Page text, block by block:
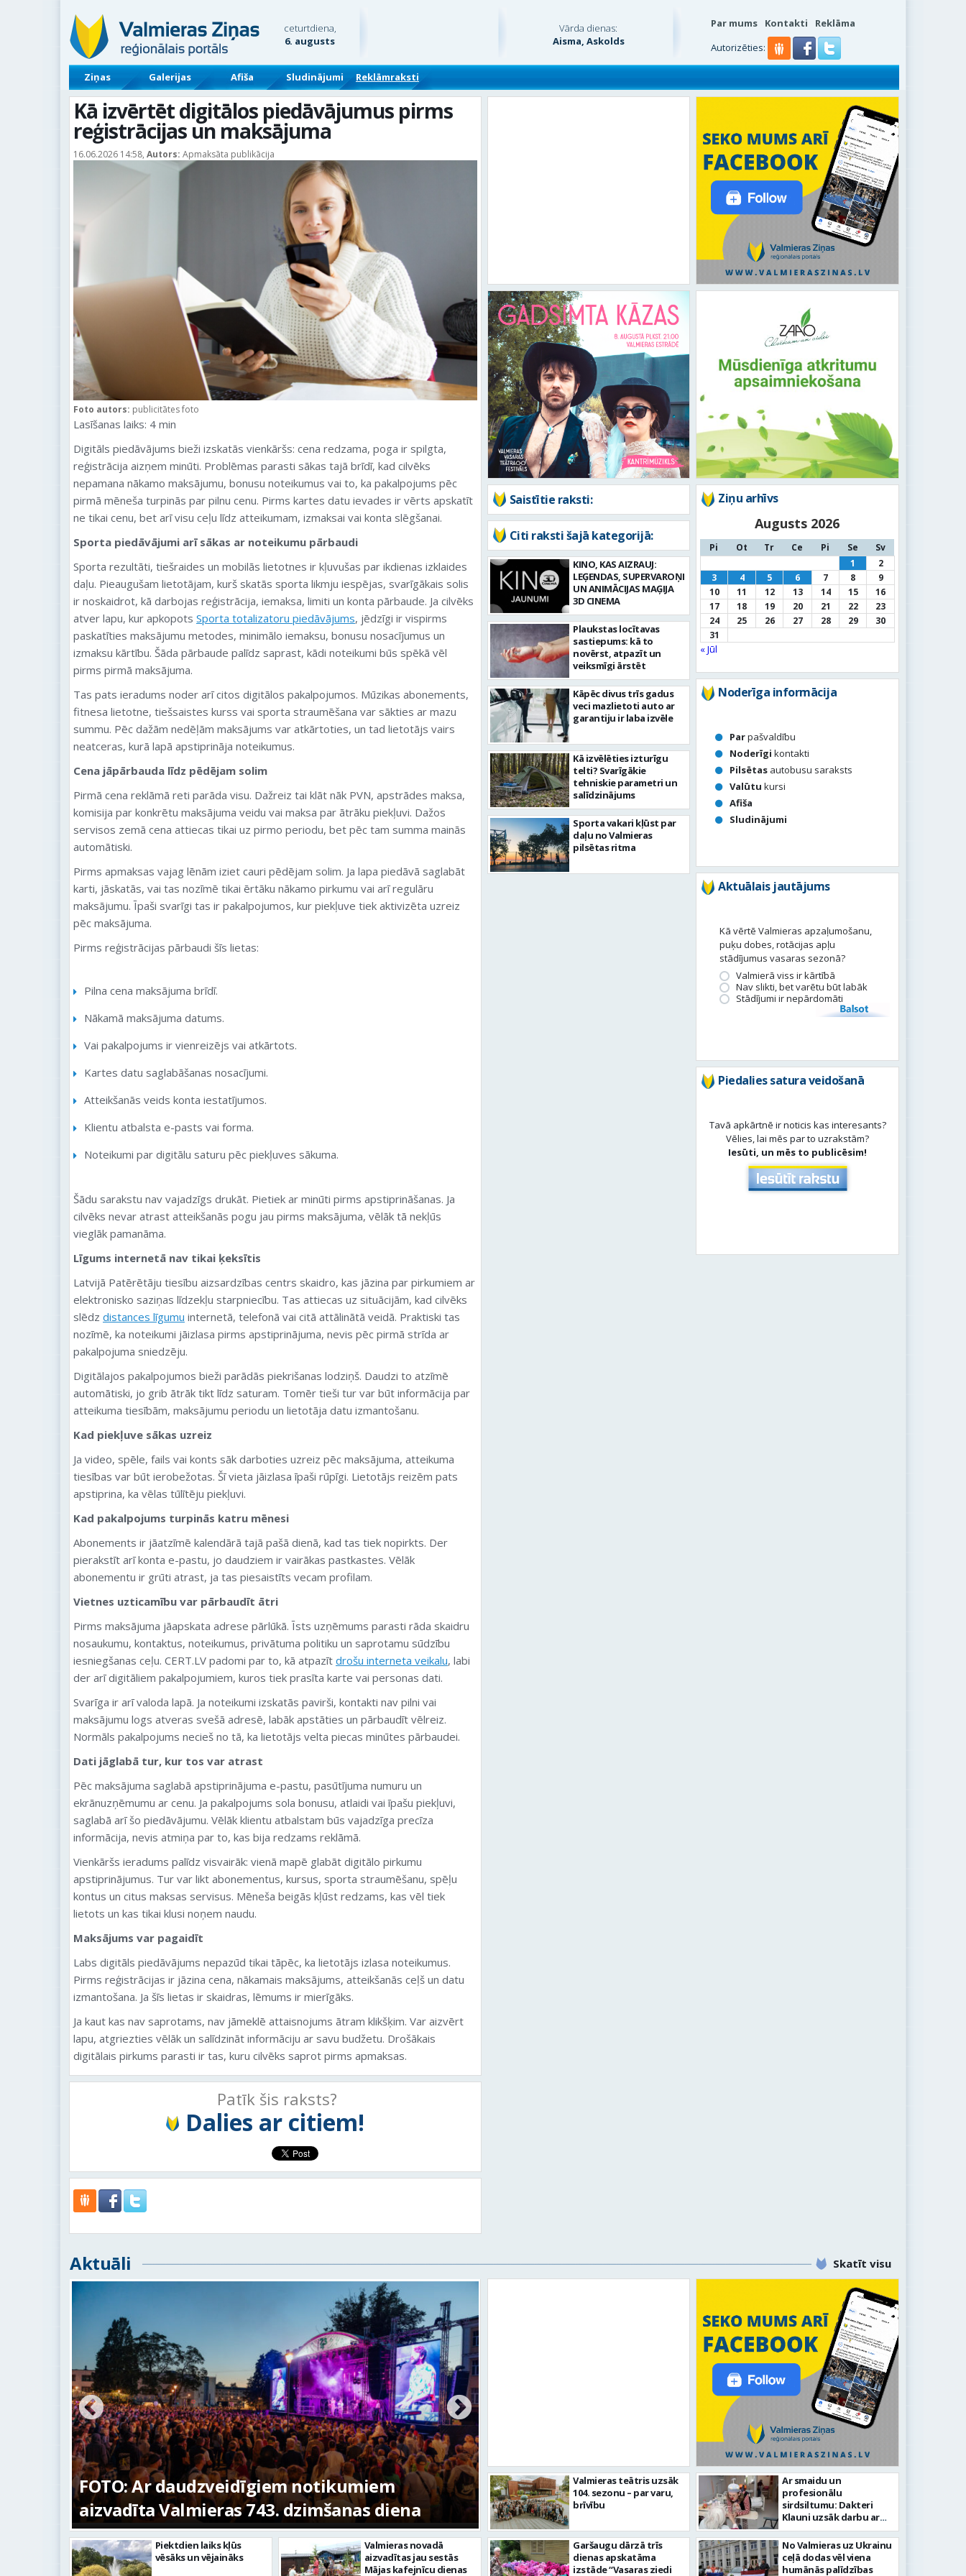
ceturtdiena,
6. augusts
Vārda dienas:
Aisma, Askolds
Par mums Kontakti
Reklāma
Autorizēties:
Ziņas Galerijas Afiša Sludinājumi Reklāmraksti
Kā izvērtēt digitālos piedāvājumus pirms
reģistrācijas un maksājuma
16.06.2026 14:58, Autors: Apmaksāta publikācija
Foto autors: publicitātes foto
Lasīšanas laiks: 4 min
Digitāls piedāvājums bieži izskatās vienkāršs: cena redzama, poga ir spilgta,
reģistrācija aizņem minūti. Problēmas parasti sākas tajā brīdī, kad cilvēks
nepamana nākamo maksājumu, bonusu noteikumus vai to, ka pakalpojums pēc
pirmā mēneša turpinās par pilnu cenu. Pirms kartes datu ievades ir vērts apskatīt
ne tikai cenu, bet arī visu ceļu līdz atteikumam, izmaksai vai konta slēgšanai.
Sporta piedāvājumi arī sākas ar noteikumu pārbaudi
Sporta rezultāti, tiešraides un mobilās lietotnes ir kļuvušas par ikdienas izklaides
daļu. Pieaugušam lietotājam, kurš skatās sporta likmju iespējas, svarīgākais solis
ir noskaidrot, kā darbojas reģistrācija, iemaksa, limiti un konta pārbaude. Ja cilvēks
atver lapu, kur apkopots Sporta totalizatoru piedāvājums, jēdzīgi ir vispirms
paskatīties maksājumu metodes, minimālo iemaksu, bonusu nosacījumus un
izmaksu kārtību. Šāda pārbaude palīdz saprast, kādi noteikumi būs spēkā vēl
pirms pirmā maksājuma.
Tas pats ieradums noder arī citos digitālos pakalpojumos. Mūzikas abonements,
fitnesa lietotne, tiešsaistes kurss vai sporta straumēšana var sākties ar mazu
summu. Pēc dažām nedēļām maksājums var atkārtoties, un tad lietotājs vairs
neatceras, kurā lapā apstiprināja noteikumus.
Cena jāpārbauda līdz pēdējam solim
Pirmā cena reklāmā reti parāda visu. Dažreiz tai klāt nāk PVN, apstrādes maksa,
komisija par konkrētu maksājuma veidu vai maksa par ātrāku piekļuvi. Dažos
servisos zemā cena attiecas tikai uz pirmo periodu, bet pēc tam summa mainās
automātiski.
Pirms apmaksas vajag lēnām iziet cauri pēdējam solim. Ja lapa piedāvā saglabāt
karti, jāskatās, vai tas nozīmē tikai ērtāku nākamo pirkumu vai arī regulāru
maksājumu. Īpaši svarīgi tas ir pakalpojumos, kur piekļuve tiek aktivizēta uzreiz
pēc maksājuma.
Pirms reģistrācijas pārbaudi šīs lietas:
Pilna cena maksājuma brīdī.
Nākamā maksājuma datums.
Vai pakalpojums ir vienreizējs vai atkārtots.
Kartes datu saglabāšanas nosacījumi.
Atteikšanās veids konta iestatījumos.
Klientu atbalsta e-pasts vai forma.
Noteikumi par digitālu saturu pēc piekļuves sākuma.
Šādu sarakstu nav vajadzīgs drukāt. Pietiek ar minūti pirms apstiprināšanas. Ja
cilvēks nevar atrast atteikšanās pogu jau pirms maksājuma, vēlāk tā nekļūs
vieglāk pamanāma.
Līgums internetā nav tikai ķeksītis
Latvijā Patērētāju tiesību aizsardzības centrs skaidro, kas jāzina par pirkumiem ar
elektronisko saziņas līdzekļu starpniecību. Tas attiecas uz situācijām, kad cilvēks
slēdz distances līgumu internetā, telefonā vai citā attālinātā veidā. Praktiski tas
nozīmē, ka noteikumi jāizlasa pirms apstiprinājuma, nevis pēc pirmā strīda ar
pakalpojuma sniedzēju.
Digitālajos pakalpojumos bieži parādās piekrišanas lodziņš. Daudzi to atzīmē
automātiski, jo grib ātrāk tikt līdz saturam. Tomēr tieši tur var būt informācija par
atteikuma tiesībām, maksājumu periodu un lietotāja datu izmantošanu.
Kad piekļuve sākas uzreiz
Ja video, spēle, fails vai konts sāk darboties uzreiz pēc maksājuma, atteikuma
tiesības var būt ierobežotas. Šī vieta jāizlasa īpaši rūpīgi. Lietotājs reizēm pats
apstiprina, ka vēlas tūlītēju piekļuvi.
Kad pakalpojums turpinās katru mēnesi
Abonements ir jāatzīmē kalendārā tajā pašā dienā, kad tas tiek nopirkts. Der
pierakstīt arī konta e-pastu, jo daudziem ir vairākas pastkastes. Vēlāk
abonementu ir grūti atrast, ja tas piesaistīts vecam profilam.
Vietnes uzticamību var pārbaudīt ātri
Pirms maksājuma jāapskata adrese pārlūkā. Īsts uzņēmums parasti rāda skaidru
nosaukumu, kontaktus, noteikumus, privātuma politiku un saprotamu sūdzību
iesniegšanas ceļu. CERT.LV padomi par to, kā atpazīt drošu interneta veikalu, labi
der arī digitāliem pakalpojumiem, kuros tiek prasīta karte vai personas dati.
Svarīga ir arī valoda lapā. Ja noteikumi izskatās pavirši, kontakti nav pilni vai
maksājumu logs atveras svešā adresē, labāk apstāties un pārbaudīt vēlreiz.
Normāls pakalpojums necieš no tā, ka lietotājs velta piecas minūtes pārbaudei.
Dati jāglabā tur, kur tos var atrast
Pēc maksājuma saglabā apstiprinājuma e-pastu, pasūtījuma numuru un
ekrānuzņēmumu ar cenu. Ja pakalpojums sola bonusu, atlaidi vai īpašu piekļuvi,
saglabā arī šo piedāvājumu. Vēlāk klientu atbalstam būs vajadzīga precīza
informācija, nevis atmiņa par to, kas bija redzams reklāmā.
Vienkāršs ieradums palīdz visvairāk: vienā mapē glabāt digitālo pirkumu
apstiprinājumus. Tur var likt abonementus, kursus, sporta straumēšanu, spēļu
kontus un citus maksas servisus. Mēneša beigās kļūst redzams, kas vēl tiek
lietots un kas tikai klusi noņem naudu.
Maksājums var pagaidīt
Labs digitāls piedāvājums nepazūd tikai tāpēc, ka lietotājs izlasa noteikumus.
Pirms reģistrācijas ir jāzina cena, nākamais maksājums, atteikšanās ceļš un datu
izmantošana. Ja šīs lietas ir skaidras, lēmums ir mierīgāks.
Ja kaut kas nav saprotams, nav jāmeklē attaisnojums ātram klikšķim. Var aizvērt
lapu, atgriezties vēlāk un salīdzināt informāciju ar savu budžetu. Drošākais
digitālais pirkums parasti ir tas, kuru cilvēks saprot pirms apmaksas.
Patīk šis raksts?
Dalies ar citiem!
Saistītie raksti:
Citi raksti šajā kategorijā:
KINO, KAS AIZRAUJ:
LEĢENDAS, SUPERVAROŅI
UN ANIMĀCIJAS MAĢIJA
3D CINEMA
Plaukstas locītavas
sastiepums: kā to
novērst, atpazīt un
veiksmīgi ārstēt
Kāpēc divus trīs gadus
veci mazlietoti auto ar
garantiju ir laba izvēle
Kā izvēlēties izturīgu
telti? Svarīgākie
tehniskie parametri un
salīdzinājums
Sporta vakari kļūst par
daļu no Valmieras
pilsētas ritma
Ziņu arhīvs
Augusts 2026
Pi Ot Tr Ce Pi Se
Sv
1
2
3
4 5 6 7 8
9
10
11 12 13 14 15
16
17
18 19 20 21 22
23
24
25 26 27 28 29
30
31
« Jūl
Noderīga informācija
Parpašvaldību
Noderīgi kontakti
Pilsētas autobusu saraksts
Valūtu kursi
Afiša
Sludinājumi
Aktuālais jautājums
Kā vērtē Valmieras apzaļumošanu,
puķu dobes, rotācijas apļu
stādījumus vasaras sezonā?
Valmierā viss ir kārtībā
Nav slikti, bet varētu būt labāk
Stādījumi ir nepārdomāti
Balsot
Piedalies satura veidošanā
Tavā apkārtnē ir noticis kas interesants?
Vēlies, lai mēs par to uzrakstām?
Iesūti, un mēs to publicēsim!
Aktuāli Skatīt visu
FOTO: Ar daudzveidīgiem notikumiem
aizvadīta Valmieras 743. dzimšanas diena
FOTO: Valmieras pilsētas svētku gājiens 2026
Piektdien laiks kļūs
vēsāks un vējaināks
Valmieras novadā
aizvadītas jau sestās
Mājas kafejnīcu dienas
Valmieras teātris uzsāk
104. sezonu – par varu,
brīvību
Garšaugu dārzā trīs
dienas apskatāma
izstāde “Vasaras ziedi
Ar smaidu un
profesionālu
sirdsiltumu: Dakteri
Klauni uzsāk darbu ar
senioriem Vidzemes
slimnīcā
No Valmieras uz Ukrainu
ceļā dodas vēl viena
humānās palīdzības